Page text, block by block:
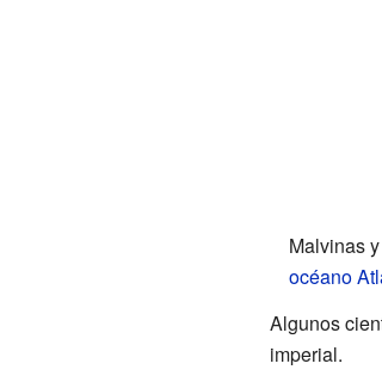
Malvinas
océano
Algunos
imperial.